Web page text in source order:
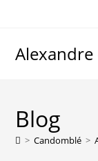
Alexandre
Blog
> Candomblé >